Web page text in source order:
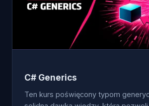
C# Generics
Ten kurs poświęcony typom